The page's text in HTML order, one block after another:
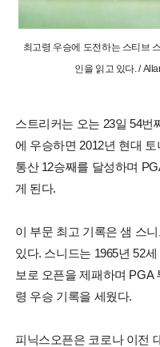
최고령 우승에 도전하는 스티브
인을 읽고 있다. /
스트리커는 오는 23일 54번
에 우승하면 2012년 현대
통산 12승째를 달성하며
게 된다.
이 부문 최고 기록은 샘 스
있다. 스니드는 1965년 52
보로 오픈을 제패하며 PGA
령 우승 기록을 세웠다.
피닉스오픈은 코로나 이전